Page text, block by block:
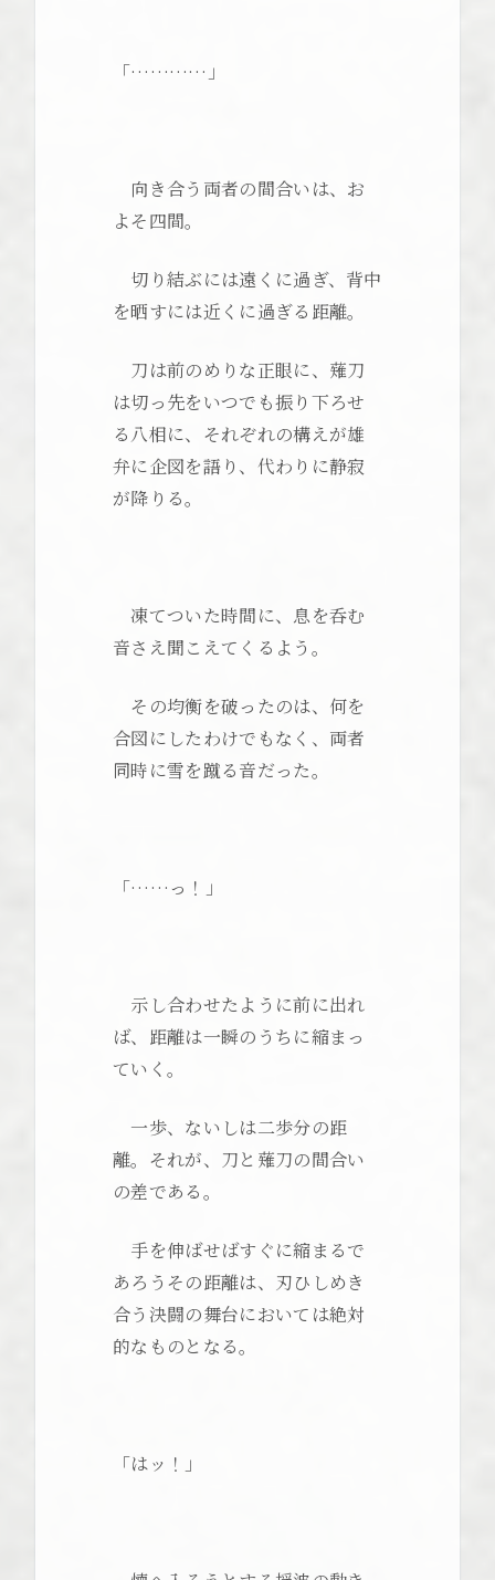
「…………」
向き合う両者の間合いは、お
よそ四間。
切り結ぶには遠くに過ぎ、背中
を晒すには近くに過ぎる距離。
刀は前のめりな正眼に、薙刀
は切っ先をいつでも振り下ろせ
る八相に、それぞれの構えが雄
弁に企図を語り、代わりに静寂
が降りる。
凍てついた時間に、息を呑む
音さえ聞こえてくるよう。
その均衡を破ったのは、何を
合図にしたわけでもなく、両者
同時に雪を蹴る音だった。
「……っ！」
示し合わせたように前に出れ
ば、距離は一瞬のうちに縮まっ
ていく。
一歩、ないしは二歩分の距
離。それが、刀と薙刀の間合い
の差である。
手を伸ばせばすぐに縮まるで
あろうその距離は、刃ひしめき
合う決闘の舞台においては絶対
的なものとなる。
「はッ！」